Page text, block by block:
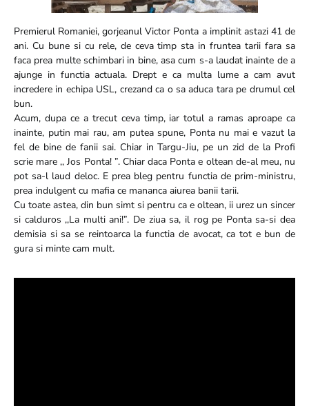
Premierul Romaniei, gorjeanul Victor Ponta a implinit astazi 41 de
ani. Cu bune si cu rele, de ceva timp sta in fruntea tarii fara sa
faca prea multe schimbari in bine, asa cum s-a laudat inainte de a
ajunge in functia actuala. Drept e ca multa lume a cam avut
incredere in echipa USL, crezand ca o sa aduca tara pe drumul cel
bun.
Acum, dupa ce a trecut ceva timp, iar totul a ramas aproape ca
inainte, putin mai rau, am putea spune, Ponta nu mai e vazut la
fel de bine de fanii sai. Chiar in Targu-Jiu, pe un zid de la Profi
scrie mare ,, Jos Ponta! ”. Chiar daca Ponta e oltean de-al meu, nu
pot sa-l laud deloc. E prea bleg pentru functia de prim-ministru,
prea indulgent cu mafia ce mananca aiurea banii tarii.
Cu toate astea, din bun simt si pentru ca e oltean, ii urez un sincer
si calduros ,,La multi ani!”. De ziua sa, il rog pe Ponta sa-si dea
demisia si sa se reintoarca la functia de avocat, ca tot e bun de
gura si minte cam mult.